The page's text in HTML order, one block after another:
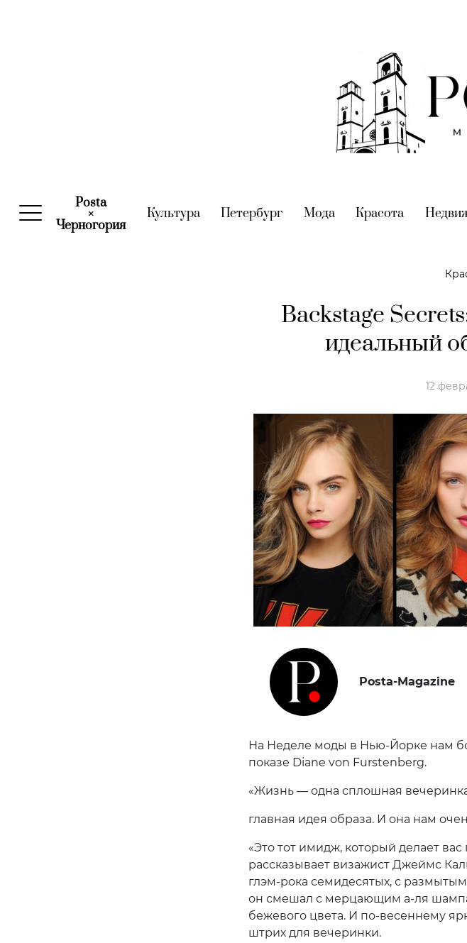
Posta
×
Черногория(current)
Культура(current)
Петербург (current)
Мода(current)
Красота (current)
Backstage
идеальный
12
Posta-Magazine
На Неделе моды в Нью-Йорке нам
показе Diane von Furstenberg.
«Жизнь — одна сплошная
главная идея образа. И она нам
«Это тот имидж, который делает
рассказывает визажист Джеймс
глэм-рока семидесятых, с
он смешал с мерцающим а-ля
бежевого цвета. И по-весеннему
штрих для вечеринки.